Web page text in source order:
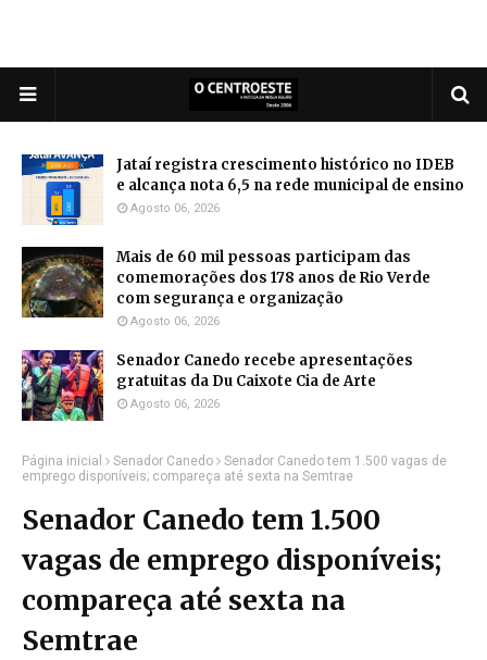
Jataí registra crescimento histórico no IDEB
e alcança nota 6,5 na rede municipal de ensino
Agosto 06, 2026
Mais de 60 mil pessoas participam das
comemorações dos 178 anos de Rio Verde
com segurança e organização
Agosto 06, 2026
Senador Canedo recebe apresentações
gratuitas da Du Caixote Cia de Arte
Agosto 06, 2026
Página inicial Senador Canedo
Senador Canedo tem 1.500 vagas de
emprego disponíveis; compareça até sexta na Semtrae
Senador Canedo tem 1.500
vagas de emprego disponíveis;
compareça até sexta na
Semtrae